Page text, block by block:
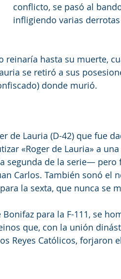
conflicto, se pasó al
infligiendo varias
reinaría hasta su muerte,
se retiró a sus
donde murió.
de Lauria (D-42) que fue
«Roger de Lauria» a
segunda de la serie— pero
Carlos. También sonó el
la sexta, que nunca se
para la F-111, se
que, con la unión
Reyes Católicos, forjaron